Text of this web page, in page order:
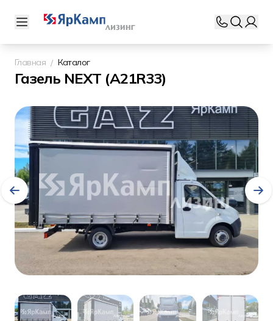
Главная Каталог
Газель NEXT (A21R33)